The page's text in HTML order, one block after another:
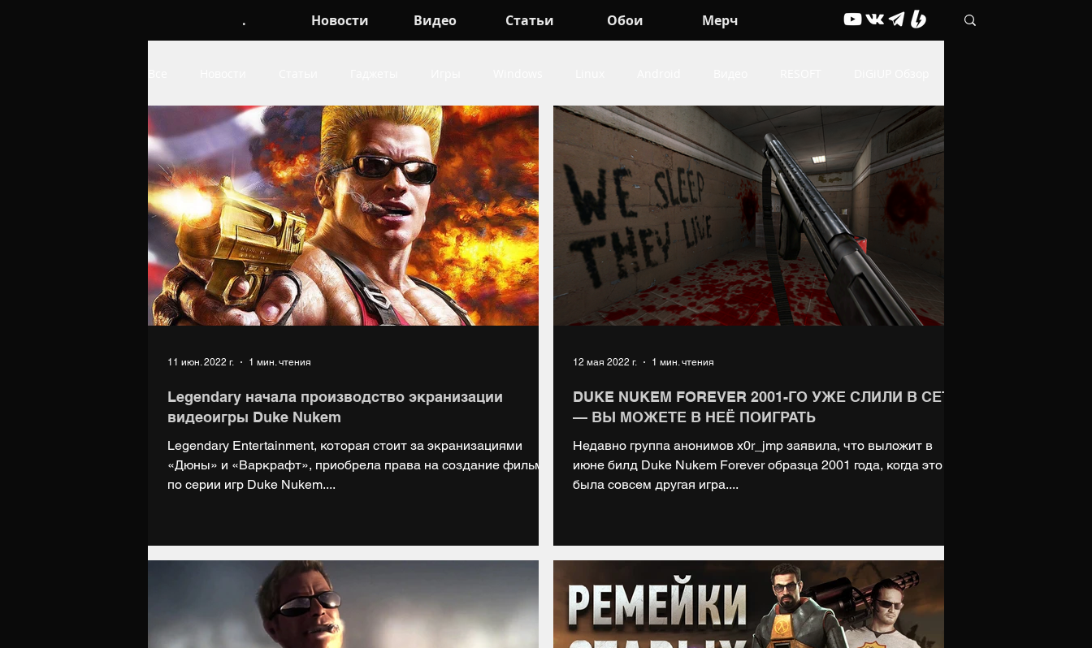
. Новости Видео Статьи Обои Мерч
Обои про Linux про Windows про Игры про Android про Гаджеты Живые обои ОФФТОП
Legendary начала производство экранизации
видеоигры Duke Nukem
Legendary Entertainment, которая стоит за экранизациями
«Дюны» и «Варкрафт», приобрела права на создание фильма
по серии игр Duke Nukem....
11 июн. 2022 г. 1 мин. чтения
DUKE NUKEM FOREVER 2001-ГО УЖЕ СЛИЛИ В СЕТЬ
— ВЫ МОЖЕТЕ В НЕЁ ПОИГРАТЬ
Недавно группа анонимов x0r_jmp заявила, что выложит в
июне билд Duke Nukem Forever образца 2001 года, когда это
была совсем другая игра....
12 мая 2022 г. 1 мин. чтения